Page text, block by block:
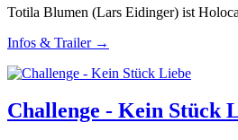
Totila Blumen (Lars Eidinger) ist
Infos & Trailer →
Challenge - Kein Stück